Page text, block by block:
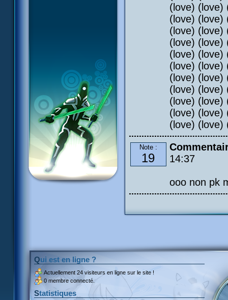
(love) (love)
(love) (love)
(love) (love)
(love) (love)
(love) (love)
(love) (love)
(love) (love)
(love) (love)
(love) (love)
(love) (love)
(love) (love)
Note :
19
14:37
ooo non pk
Qui est en ligne ?
Actuellement 24 visiteurs en ligne sur le site !
0 membre connecté.
Statistiques